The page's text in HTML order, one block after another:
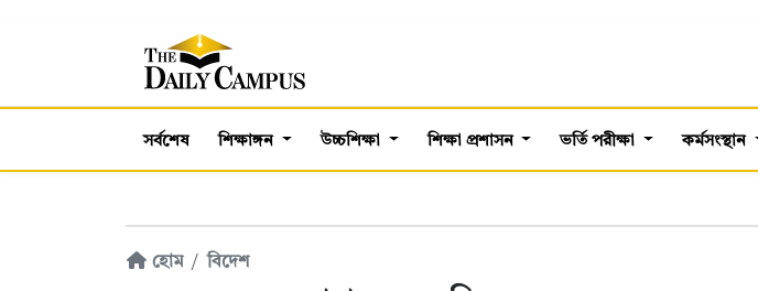
সর্বশেষ শিক্ষাঙ্গন উচ্চশিক্ষা শিক্ষা প্রশাসন ভর্তি পরীক্ষা কর্মসংস্থান
হোম বিদেশ